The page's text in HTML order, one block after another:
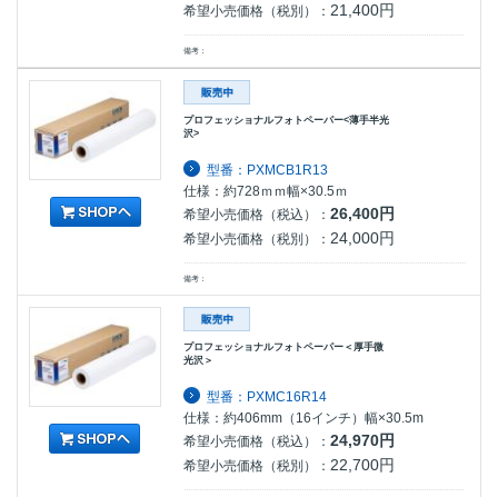
希望小売価格（税別）： 21,400円
備考：
プロフェッショナルフォトペーパー<薄手半光
沢>
型番：PXMCB1R13
仕様：約728ｍｍ幅×30.5ｍ
希望小売価格（税込）：26,400円
希望小売価格（税別）： 24,000円
備考：
プロフェッショナルフォトペーパー＜厚手微
光沢＞
型番：PXMC16R14
仕様：約406mm（16インチ）幅×30.5m
希望小売価格（税込）： 24,970円
希望小売価格（税別）： 22,700円